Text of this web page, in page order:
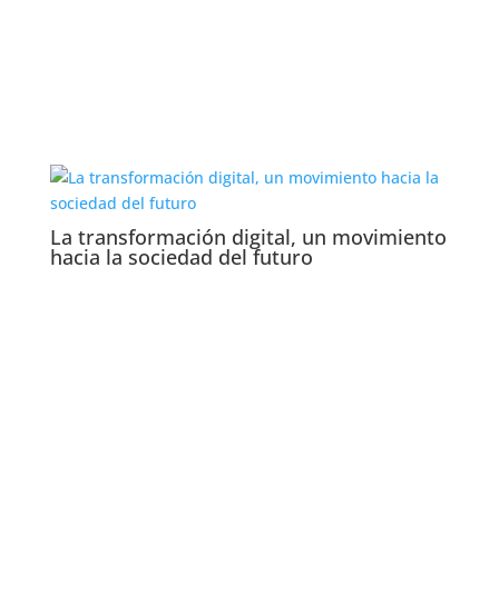
La transformación digital, un movimiento
hacia la sociedad del futuro